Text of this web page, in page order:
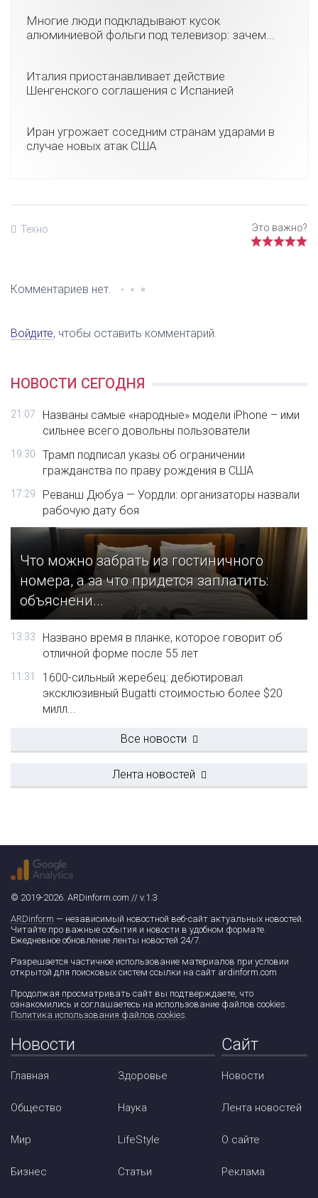
Многие люди подкладывают кусок
алюминиевой фольги под телевизор: зачем...
Италия приостанавливает действие
Шенгенского соглашения с Испанией
Иран угрожает соседним странам ударами в
случае новых атак США
Техно
Комментариев нет.
Войдите, чтобы оставить комментарий.
НОВОСТИ СЕГОДНЯ
21:07
Названы самые «народные» модели iPhone – ими
сильнее всего довольны пользователи
19:30
Трамп подписал указы об ограничении
гражданства по праву рождения в США
17:29
Реванш Дюбуа — Уордли: организаторы назвали
рабочую дату боя
Что можно забрать из гостиничного
номера, а за что придется заплатить:
объяснени...
13:33
Названо время в планке, которое говорит об
отличной форме после 55 лет
11:31
1600-сильный жеребец: дебютировал
эксклюзивный Bugatti стоимостью более $20
милл...
Все новости
Лента новостей
© 2019-2026. ARDinform.com // v.1.3
ARDinform — независимый новостной веб-сайт актуальных новостей.
Читайте про важные события и новости в удобном формате.
Ежедневное обновление ленты новостей 24/7.
Разрешается частичное использование материалов при условии
открытой для поисковых систем ссылки на сайт ardinform.com
Продолжая просматривать сайт вы подтверждаете, что
ознакомились и соглашаетесь на использование файлов cookies.
Политика использования файлов cookies.
Новости
Главная
Общество
Мир
Бизнес
Здоровье
Наука
LifeStyle
Статьи
Сайт
Новости
Лента новостей
О сайте
Реклама